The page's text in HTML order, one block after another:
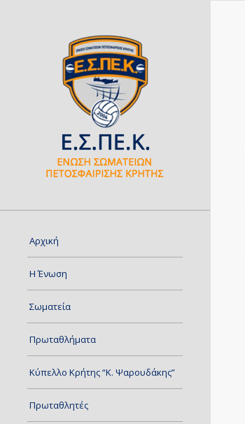
Αρχική
Η Ένωση
Σωματεία
Πρωταθλήματα
Κύπελλο Κρήτης “Κ. Ψαρουδάκης”
Πρωταθλητές